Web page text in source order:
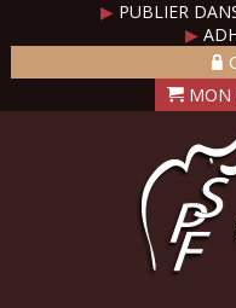
▶ PUBLIER
▶